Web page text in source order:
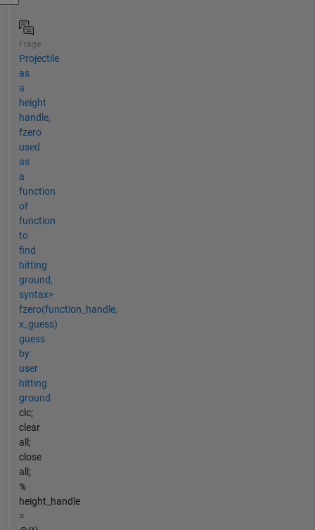
Frage
Projectile
as
a
height
handle,
fzero
used
as
a
function
of
function
to
find
hitting
ground,
syntax>
fzero(function_handle,
x_guess)
guess
by
user
hitting
ground
clc;
clear
all;
close
all;
%
height_handle
=